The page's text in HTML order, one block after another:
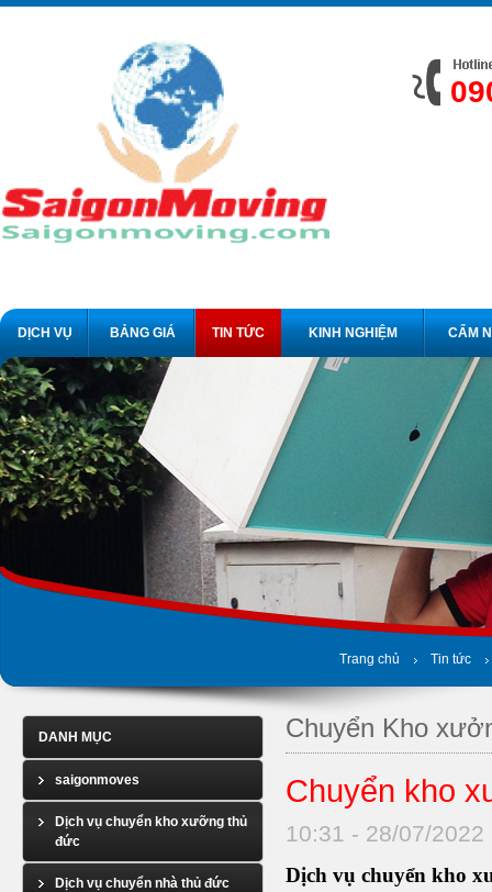
DỊCH VỤ BẢNG GIÁ TIN TỨC KINH NGHIỆM CẨM
Trang chủ Tin tức
DANH MỤC
saigonmoves
Dịch vụ chuyển kho xưỡng thủ
đức
Dịch vụ chuyển nhà thủ đức
Chuyển Kho
Chuyển kho
10:31 - 28/07/2022
Dịch vụ chuyển kho